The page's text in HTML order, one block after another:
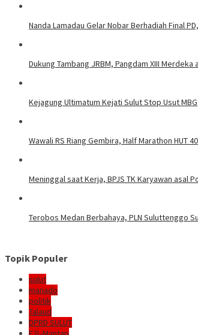
Nanda Lamadau Gelar Nobar Berhadiah Final
Dukung Tambang JRBM, Pangdam XIII
Kejagung Ultimatum Kejati Sulut Stop Usut MBG
Wawali RS Riang Gembira, Half Marathon HUT
Meninggal saat Kerja, BPJS TK Karyawan asal
Terobos Medan Berbahaya, PLN Suluttenggo
Topik Populer
sulut
manado
politik
Talaud
DPRD SULUT